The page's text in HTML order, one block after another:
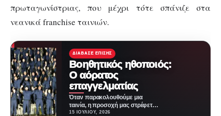
πρωταγωνίστριας, που μέχρι τότε σπάνιζε στα
νεανικά franchise ταινιών.
ΔΙΆΒΑΣΕ ΕΠΊΣΗΣ
Βοηθητικός ηθοποιός:
Ο αόρατος
επαγγελματίας
Όταν παρακολουθούμε μια
ταινία, η προσοχή μας στρέφεται
σχεδόν πάντα στους
15 ΙΟΥΛΊΟΥ, 2026